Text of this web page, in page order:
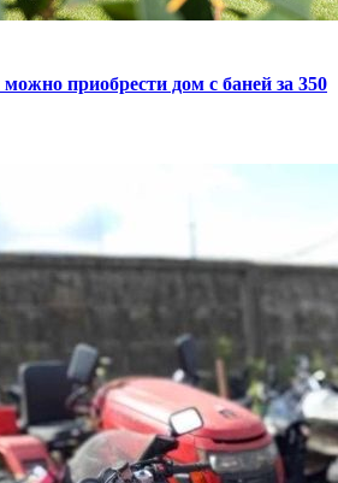
приобрести дом с баней за 350